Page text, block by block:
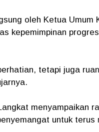
oleh Ketua Umum
kepemimpinan
tetapi juga
menyampaikan
untuk terus